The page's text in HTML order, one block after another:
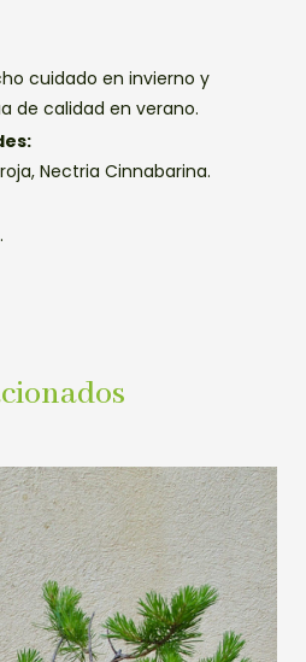
cuidado en invierno y
de calidad en verano.
Nectria Cinnabarina.